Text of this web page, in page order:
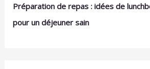
Préparation de repas : idées de
pour un déjeuner sain